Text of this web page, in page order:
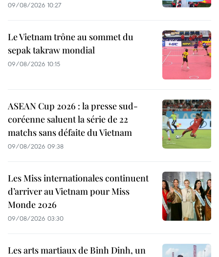
09/08/2026 10:27
Le Vietnam trône au sommet du
sepak takraw mondial
09/08/2026 10:15
ASEAN Cup 2026 : la presse sud-
coréenne saluent la série de 22
matchs sans défaite du Vietnam
09/08/2026 09:38
Les Miss internationales continuent
d’arriver au Vietnam pour Miss
Monde 2026
09/08/2026 03:30
Les arts martiaux de Binh Dinh, un